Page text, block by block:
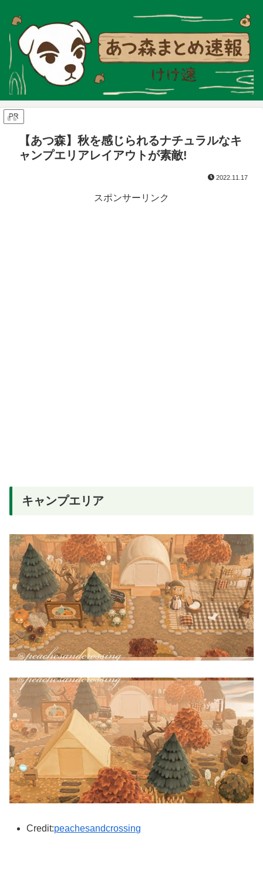
PR
【あつ森】秋を感じられるナチュラルなキ
ャンプエリアレイアウトが素敵!
2022.11.17
スポンサーリンク
キャンプエリア
Credit:peachesandcrossing